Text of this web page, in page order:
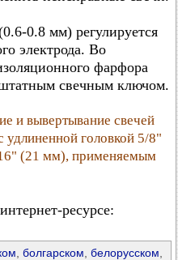
0.8 мм) регулируется
электрода. Во
фарфора
свечным ключом.
вывертывание свечей
удлиненной головкой 5/8"
(21 мм), применяемым
ресурсе:
болгарском белорусском